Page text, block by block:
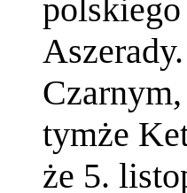
tymże
że 5.